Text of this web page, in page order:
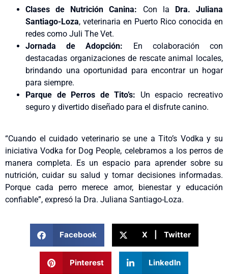
Clases de Nutrición Canina: Con la Dra. Juliana
Santiago-Loza, veterinaria en Puerto Rico conocida en
redes como Juli The Vet.
Jornada de Adopción: En colaboración con
destacadas organizaciones de rescate animal locales,
brindando una oportunidad para encontrar un hogar
para siempre.
Parque de Perros de Tito’s: Un espacio recreativo
seguro y divertido diseñado para el disfrute canino.
“Cuando el cuidado veterinario se une a Tito’s Vodka y su
iniciativa Vodka for Dog People, celebramos a los perros de
manera completa. Es un espacio para aprender sobre su
nutrición, cuidar su salud y tomar decisiones informadas.
Porque cada perro merece amor, bienestar y educación
confiable”, expresó la Dra. Juliana Santiago-Loza.
Facebook X | Twitter
Pinterest LinkedIn